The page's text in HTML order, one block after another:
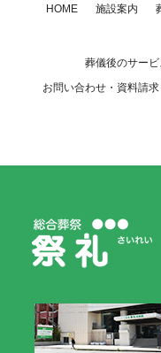
HOME 施設案内
葬儀後のサービ
お問い合わせ・資料請求